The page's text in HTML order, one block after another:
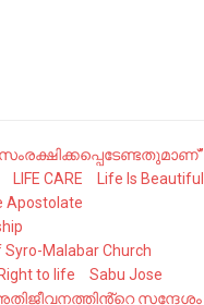
LIFE CARE
Life Is Beautiful
Apostolate
Malabar Church
Right to life
Sabu Jose
സന്ദേശം